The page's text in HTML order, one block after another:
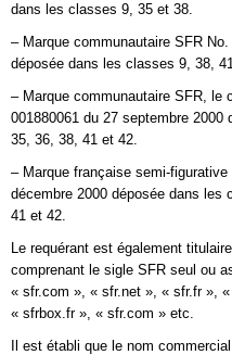
dans les classes 9, 35 et 38.
– Marque communautaire SFR
déposée dans les classes 9, 38,
– Marque communautaire SFR, le
001880061 du 27 septembre
35, 36, 38, 41 et 42.
– Marque française semi-
décembre 2000 déposée dans les
41 et 42.
Le requérant est également
comprenant le sigle SFR seul ou
« sfr.com », « sfr.net », « sfr.fr »,
« sfrbox.fr », « sfr.com » etc.
Il est établi que le nom